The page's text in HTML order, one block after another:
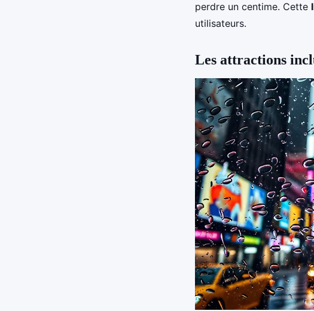
perdre un centime. Cette
utilisateurs.
Les attractions